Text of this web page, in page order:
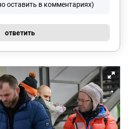
оставить в комментариях)
ответить